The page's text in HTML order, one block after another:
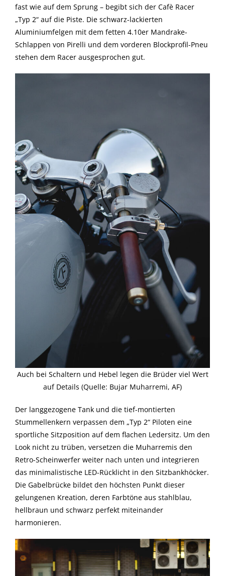
fast wie auf dem Sprung – begibt sich der Cafè Racer
„Typ 2“ auf die Piste. Die schwarz-lackierten
Aluminiumfelgen mit dem fetten 4.10er Mandrake-
Schlappen von Pirelli und dem vorderen Blockprofil-Pneu
stehen dem Racer ausgesprochen gut.
Auch bei Schaltern und Hebel legen die Brüder viel Wert
auf Details (Quelle: Bujar Muharremi, AF)
Der langgezogene Tank und die tief-montierten
Stummellenkern verpassen dem „Typ 2“ Piloten eine
sportliche Sitzposition auf dem flachen Ledersitz. Um den
Look nicht zu trüben, versetzen die Muharremis den
Retro-Scheinwerfer weiter nach unten und integrieren
das minimalistische LED-Rücklicht in den Sitzbankhöcker.
Die Gabelbrücke bildet den höchsten Punkt dieser
gelungenen Kreation, deren Farbtöne aus stahlblau,
hellbraun und schwarz perfekt miteinander
harmonieren.